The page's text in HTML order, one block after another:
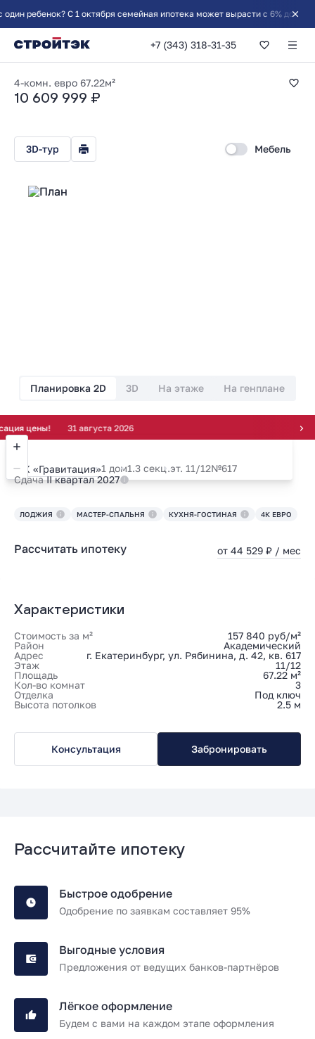
С 1 октября семейная ипотека может вырасти с 6% до 10%
+7 (343) 318-31-35
3-комнатная
4-комн. евро 67.22м²
10 609 999 ₽
цены! 31 августа 2026
3D-тур Мебель
Планировка 2D 3D На этаже На генплане
ЖК «Гравитация»1 дом1.3 секц.эт. 11/12№617
СдачаII квартал 2027
ЛОДЖИЯ МАСТЕР-СПАЛЬНЯ КУХНЯ-ГОСТИНАЯ 4К ЕВРО
Рассчитать ипотеку от 44 529 ₽ / мес
Характеристики
Стоимость за м²
157 840 руб/м²
Район
Академический
Адрес
г. Екатеринбург, ул. Рябинина, д. 42, кв. 617
Этаж
11/12
Площадь
67.22 м²
Кол-во комнат
3
Отделка
Под ключ
Высота потолков
2.5 м
Консультация Забронировать
Рассчитайте ипотеку
Быстрое одобрение
Одобрение по заявкам составляет 95%
Выгодные условия
Предложения от ведущих банков-партнёров
Лёгкое оформление
Будем с вами на каждом этапе оформления